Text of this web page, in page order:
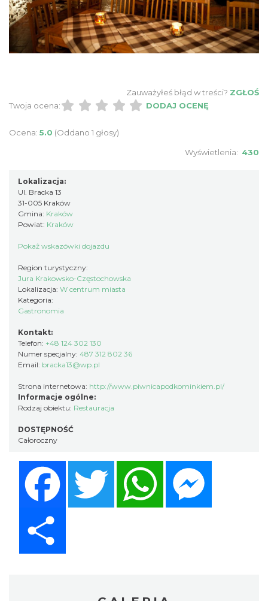
Zauważyłeś błąd w treści? ZGŁOŚ
Twoja ocena:
DODAJ OCENĘ
Ocena: 5.0 (Oddano 1 głosy)
Wyświetlenia: 430
Lokalizacja:
Ul. Bracka 13
31-005 Kraków
Gmina: Kraków
Powiat: Kraków
Pokaż wskazówki dojazdu
Region turystyczny:
Jura Krakowsko-Częstochowska
Lokalizacja: W centrum miasta
Kategoria:
Gastronomia
Kontakt:
Telefon: +48 124 302 130
Numer specjalny: 487 312 802 36
Email: bracka13@wp.pl
Strona internetowa: http://www.piwnicapodkominkiem.pl/
Informacje ogólne:
Rodzaj obiektu: Restauracja
DOSTĘPNOŚĆ
Całoroczny
Twitter WhatsApp